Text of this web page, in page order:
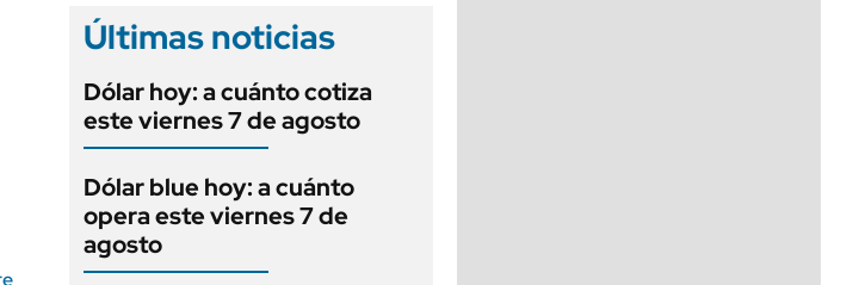
Últimas noticias
Dólar hoy: a cuánto cotiza
este viernes 7 de agosto
Dólar blue hoy: a cuánto
opera este viernes 7 de
agosto